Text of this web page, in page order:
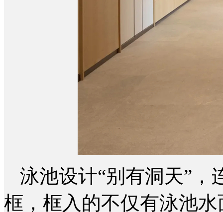
泳池设计“别有洞天”，
框，框入的不仅有泳池